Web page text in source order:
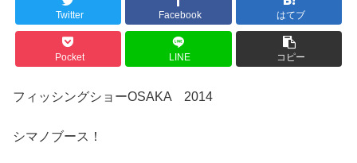
Twitter Facebook はてブ
Pocket LINE コピー
フィッシングショーOSAKA 2014
シマノブース！